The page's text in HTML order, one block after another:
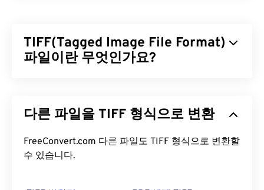
객체, 필터 등을 모두 하나의 파일에 저장할 수 있습
니다! PSD를 사용하면 파일 정보를 접근 가능한 형식
니다.
PSD 파일을 어떻게 여나요?
TIFF(Tagged Image File Format)
파일이란 무엇인가요?
파일은 디지털 광고와 데스크톱 퍼블리싱(DTP) 분야
구조를 가지고 있어 JPEG, 무손실 압축 이미지 파일,
레이어가 있는 이미지 또는 페이지 이미지의
다른 파일을 TIFF 형식으로 변환
FreeConvert.com 다른 파일도 TIFF 형식으로 변환할
수 있습니다.